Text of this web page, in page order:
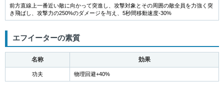
前方直線上一番近い敵に向かって突進し、攻撃対象とその周囲の敵全員を力強く突
き飛ばし、攻撃力の250%のダメージを与え、5秒間移動速度-30%
エフイーターの素質
名称 効果
功夫 物理回避+40%